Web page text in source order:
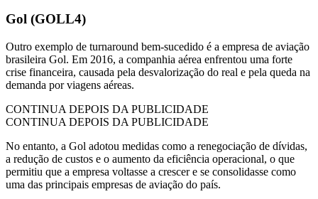
Gol (GOLL4)
Outro exemplo de turnaround bem-sucedido é a empresa de aviação
brasileira Gol. Em 2016, a companhia aérea enfrentou uma forte
crise financeira, causada pela desvalorização do real e pela queda na
demanda por viagens aéreas.
CONTINUA DEPOIS DA PUBLICIDADE
CONTINUA DEPOIS DA PUBLICIDADE
No entanto, a Gol adotou medidas como a renegociação de dívidas,
a redução de custos e o aumento da eficiência operacional, o que
permitiu que a empresa voltasse a crescer e se consolidasse como
uma das principais empresas de aviação do país.